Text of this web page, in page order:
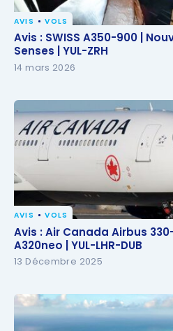
Avis : SWISS A350-900 |
Senses | YUL-ZRH
AVIS VOLS
Avis : SWISS A350-900 |
Senses | YUL-ZRH
14 mars 2026
Avis : Air Canada Airbus
A320neo | YUL-LHR-DUB
AVIS VOLS
Avis : Air Canada Airbus
A320neo | YUL-LHR-DUB
13 Décembre 2025